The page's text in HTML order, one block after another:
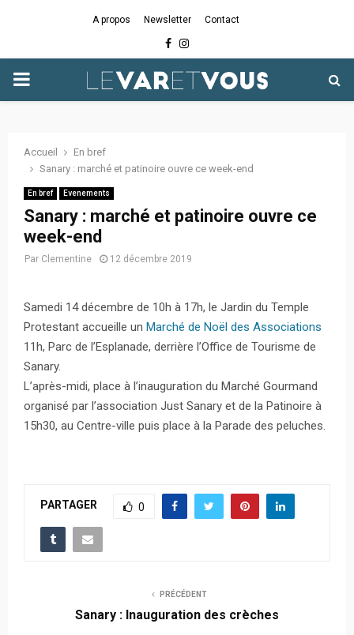
A propos Newsletter Contact
Facebook
Instagram
PRIMARY
Accueil
En bref
Sanary : marché et patinoire ouvre ce week-end
En bref Evenements
Sanary : marché et patinoire ouvre ce
week-end
Par Clementine 12 décembre 2019
Samedi 14 décembre de 10h à 17h, le Jardin du Temple
Protestant accueille un Marché de Noël des Associations
11h, Parc de l’Esplanade, derrière l’Office de Tourisme de
Sanary.
L’après-midi, place à l’inauguration du Marché Gourmand
organisé par l’association Just Sanary et de la Patinoire à
15h30, au Centre-ville puis place à la Parade des peluches.
PARTAGER 0
PRÉCÉDENT
Sanary : Inauguration des crèches